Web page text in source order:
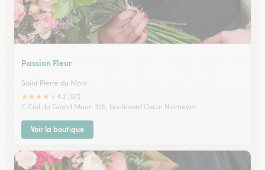
Passion Fleur
Saint Pierre du Mont
★★★★
4.2 (87)
C.Cial du Grand Moun 325, boulevard Oscar Niemeyer
Voir la boutique